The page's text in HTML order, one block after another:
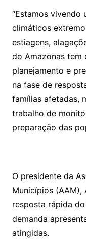
“Estamos vivendo
climáticos
estiagens,
do Amazonas tem
planejamento e
na fase de
famílias afetadas,
trabalho de
preparação das
O presidente da
Municípios (AAM),
resposta rápida
demanda
atingidas.